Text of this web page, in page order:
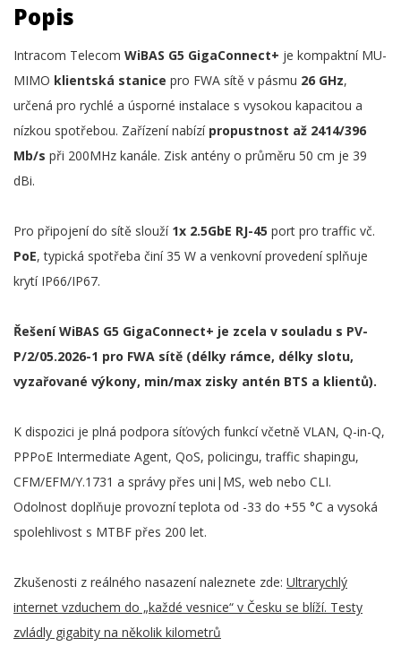
Popis
Intracom Telecom WiBAS G5 GigaConnect+ je kompaktní MU-
MIMO klientská stanice pro FWA sítě v pásmu 26 GHz,
určená pro rychlé a úsporné instalace s vysokou kapacitou a
nízkou spotřebou. Zařízení nabízí propustnost až 2414/396
Mb/s při 200MHz kanále. Zisk antény o průměru 50 cm je 39
dBi.
Pro připojení do sítě slouží 1x 2.5GbE RJ-45 port pro traffic vč.
PoE, typická spotřeba činí 35 W a venkovní provedení splňuje
krytí IP66/IP67.
Řešení WiBAS G5 GigaConnect+ je zcela v souladu s PV-
P/2/05.2026-1 pro FWA sítě (délky rámce, délky slotu,
vyzařované výkony, min/max zisky antén BTS a klientů).
K dispozici je plná podpora síťových funkcí včetně VLAN, Q-in-Q,
PPPoE Intermediate Agent, QoS, policingu, traffic shapingu,
CFM/EFM/Y.1731 a správy přes uni|MS, web nebo CLI.
Odolnost doplňuje provozní teplota od -33 do +55 °C a vysoká
spolehlivost s MTBF přes 200 let.
Zkušenosti z reálného nasazení naleznete zde: Ultrarychlý
internet vzduchem do „každé vesnice“ v Česku se blíží. Testy
zvládly gigabity na několik kilometrů